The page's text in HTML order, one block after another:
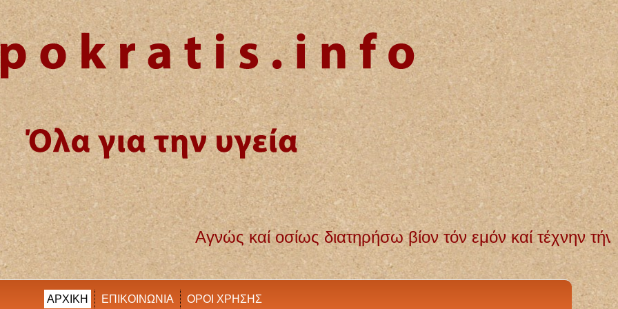
καί οσίως διατηρήσω βίον τόν εμόν καί τέχνην τήν εμήν. Αγνή και
ΑΡΧΙΚΗ ΕΠΙΚΟΙΝΩΝΙΑ ΟΡΟΙ ΧΡΗΣΗΣ